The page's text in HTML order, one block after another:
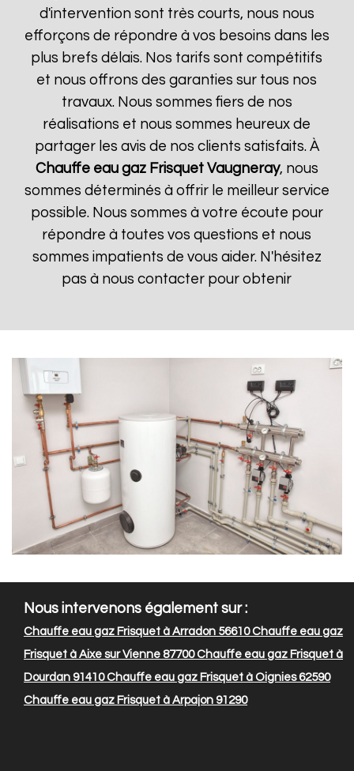
d'intervention sont très courts, nous nous
efforçons de répondre à vos besoins dans les
plus brefs délais. Nos tarifs sont compétitifs
et nous offrons des garanties sur tous nos
travaux. Nous sommes fiers de nos
réalisations et nous sommes heureux de
partager les avis de nos clients satisfaits. À
Chauffe eau gaz Frisquet Vaugneray, nous
sommes déterminés à offrir le meilleur service
possible. Nous sommes à votre écoute pour
répondre à toutes vos questions et nous
sommes impatients de vous aider. N'hésitez
pas à nous contacter pour obtenir
Nous intervenons également sur :
Chauffe eau gaz Frisquet à Arradon 56610Chauffe eau gaz
Frisquet à Aixe sur Vienne 87700Chauffe eau gaz Frisquet à
Dourdan 91410Chauffe eau gaz Frisquet à Oignies 62590
Chauffe eau gaz Frisquet à Arpajon 91290